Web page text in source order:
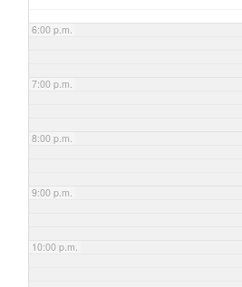
6:00 p.m.
7:00 p.m.
8:00 p.m.
9:00 p.m.
10:00 p.m.